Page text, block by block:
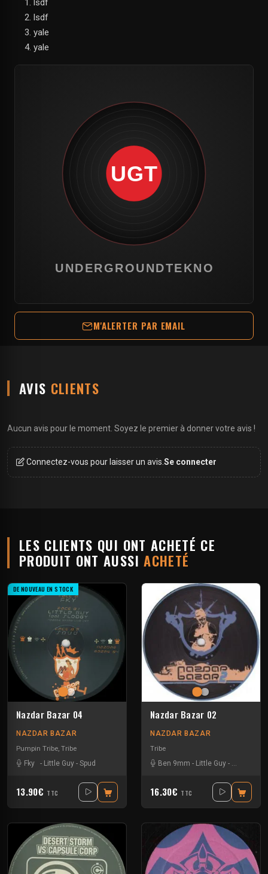
lsdf
lsdf
yale
yale
M'ALERTER PAR EMAIL
AVIS CLIENTS
Aucun avis pour le moment. Soyez le premier à donner votre avis !
Connectez-vous pour laisser un avis. Se connecter
LES CLIENTS QUI ONT ACHETÉ CE
PRODUIT ONT AUSSIACHETÉ
DE NOUVEAU EN STOCK
Nazdar Bazar 04
NAZDAR BAZAR
Pumpin Tribe, Tribe
Fky
- Little Guy - Spud
13.90€ TTC
Nazdar Bazar 02
NAZDAR BAZAR
Tribe
Ben 9mm - Little Guy - Sloogy
16.30€ TTC